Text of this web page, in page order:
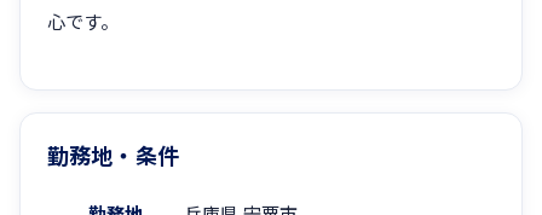
心です。
勤務地・条件